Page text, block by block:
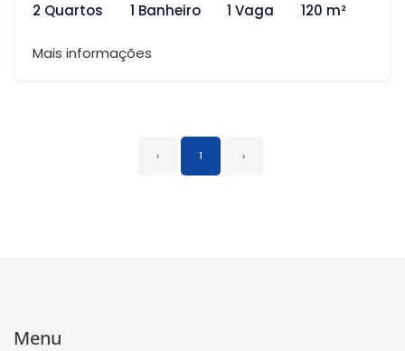
2 Quartos
1 Banheiro 1 Vaga 120 m²
Mais informações
‹ 1 ›
Menu